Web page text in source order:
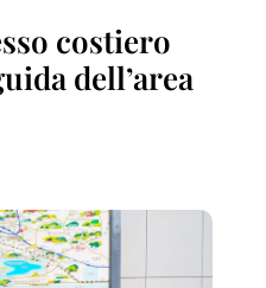
costiero
dell’area